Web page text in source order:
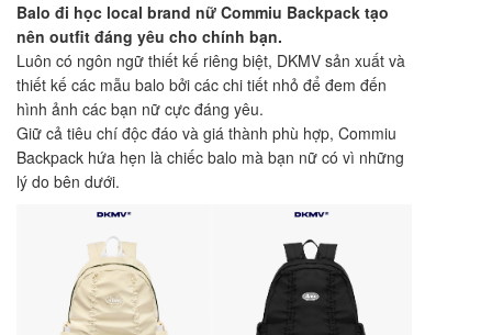
Balo đi học local brand nữ Commiu Backpack tạo
nên outfit đáng yêu cho chính bạn.
Luôn có ngôn ngữ thiết kế riêng biệt, DKMV sản xuất và
thiết kế các mẫu balo bởi các chi tiết nhỏ để đem đến
hình ảnh các bạn nữ cực đáng yêu.
Giữ cả tiêu chí độc đáo và giá thành phù hợp, Commiu
Backpack hứa hẹn là chiếc balo mà bạn nữ có vì những
lý do bên dưới.